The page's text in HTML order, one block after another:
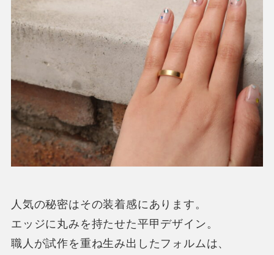
人気の秘密はその装着感にあります。
エッジに丸みを持たせた平甲デザイン。
職人が試作を重ね生み出したフォルムは、